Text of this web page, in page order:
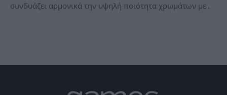
συνδυάζει αρμονικά την υψηλή ποιότητα χρωμάτων με…